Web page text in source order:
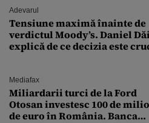
Adevarul
Tensiune maximă înainte de
verdictul Moody’s. Daniel
explică de ce decizia este
Mediafax
Miliardarii turci de la Ford
Otosan investesc 100 de
de euro în România. Banca